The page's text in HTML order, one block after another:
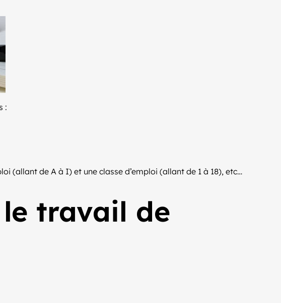
:
(allant de A à I) et une classe d’emploi (allant de 1 à 18), etc…
travail de